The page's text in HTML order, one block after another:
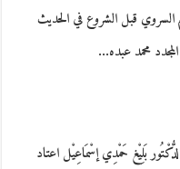
قبل الشروع في الحديث
محمد عبده…
بَلِيْغ حَمْدِي إسْمَاعِيْل اعتاد